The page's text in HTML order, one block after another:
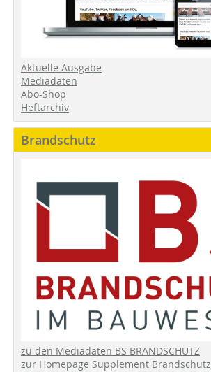
Aktuelle Ausgabe
Mediadaten
Abo-Shop
Heftarchiv
Brandschutz
zu den Mediadaten BS BRANDSCHUTZ
zur Homepage Supplement Brandschutz